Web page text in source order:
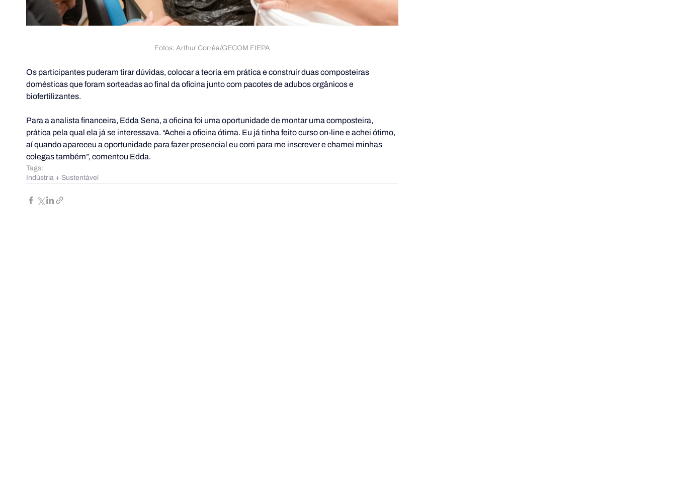
Fotos: Arthur Corrêa/GECOM FIEPA
Os participantes puderam tirar dúvidas, colocar a teoria em prática e construir duas composteiras
domésticas que foram sorteadas ao final da oficina junto com pacotes de adubos orgânicos e
biofertilizantes.
Para a analista financeira, Edda Sena, a oficina foi uma oportunidade de montar uma composteira,
prática pela qual ela já se interessava. “Achei a oficina ótima. Eu já tinha feito curso on-line e achei ótimo,
aí quando apareceu a oportunidade para fazer presencial eu corri para me inscrever e chamei minhas
colegas também”, comentou Edda.
Tags:
Indústria + Sustentável